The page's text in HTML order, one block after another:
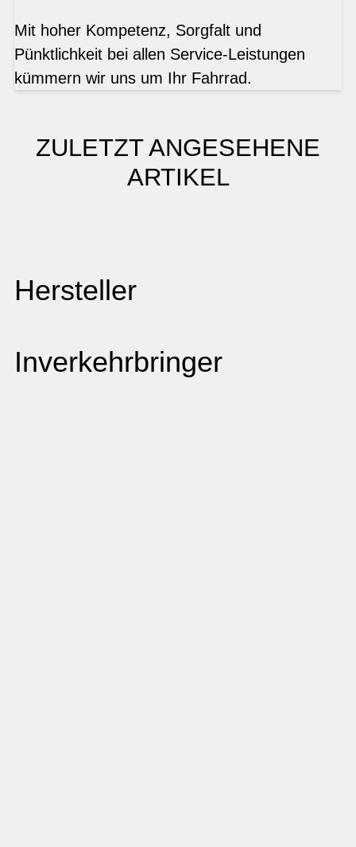
Mit hoher Kompetenz, Sorgfalt und
Pünktlichkeit bei allen Service-Leistungen
kümmern wir uns um Ihr Fahrrad.
ZULETZT ANGESEHENE
ARTIKEL
Hersteller
Inverkehrbringer